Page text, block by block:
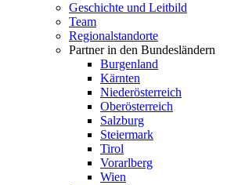
Geschichte und Leitbild
Team
Regionalstandorte
Partner in den Bundesländern
Burgenland
Kärnten
Niederösterreich
Oberösterreich
Salzburg
Steiermark
Tirol
Vorarlberg
Wien